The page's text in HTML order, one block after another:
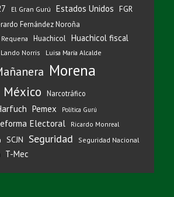
El Gran Gurú Estados Unidos FGR
Fernández Noroña
Huachicol Huachicol fiscal
Lando Norris Luisa María Alcalde
Morena
México Narcotráfico
Pemex
Política Gurú
Electoral
Ricardo Monreal
SCJN Seguridad Seguridad Nacional
T-Mec